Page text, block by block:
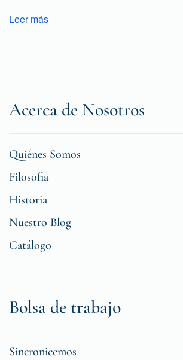
Leer más
Acerca de Nosotros
Quiénes Somos
Filosofia
Historia
Nuestro Blog
Catálogo
Bolsa de trabajo
Sincronicemos